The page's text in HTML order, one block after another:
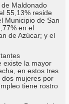
Maldonado
55,13% reside
Municipio de San
en el
de Azúcar; y el
existe la mayor
en estos tres
mujeres por
tiene rostro